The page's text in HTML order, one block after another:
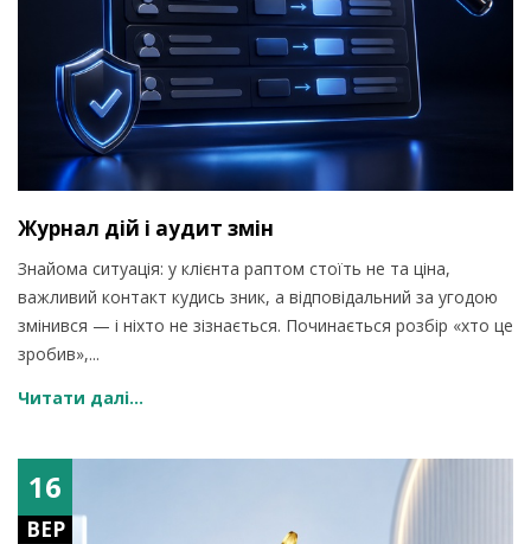
Журнал дій і аудит змін
Знайома ситуація: у клієнта раптом стоїть не та ціна,
важливий контакт кудись зник, а відповідальний за угодою
змінився — і ніхто не зізнається. Починається розбір «хто це
зробив»,...
Читати далі...
16
ВЕР